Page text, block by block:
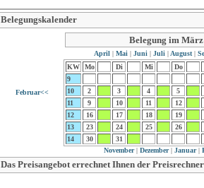
Belegungskalender
Februar<<
Belegung im
April| Mai| Juni| Juli| August|
KW
Mo Di Mi
Do
9
10
2 3 4
5
11
9 10 11
12
12
16 17 18
19
13
23 24 25
26
14
30
31
November| Dezember| Januar|
Das Preisangebot errechnet Ihnen der